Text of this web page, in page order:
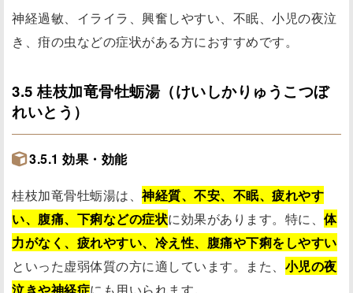
神経過敏、イライラ、興奮しやすい、不眠、小児の夜泣
き、疳の虫などの症状がある方におすすめです。
3.5 桂枝加竜骨牡蛎湯（けいしかりゅうこつぼ
れいとう）
3.5.1 効果・効能
桂枝加竜骨牡蛎湯は、神経質、不安、不眠、疲れやす
い、腹痛、下痢などの症状に効果があります。特に、 体
力がなく、疲れやすい、冷え性、腹痛や下痢をしやすい
といった虚弱体質の方に適しています。また、 小児の夜
泣きや神経症にも用いられます。